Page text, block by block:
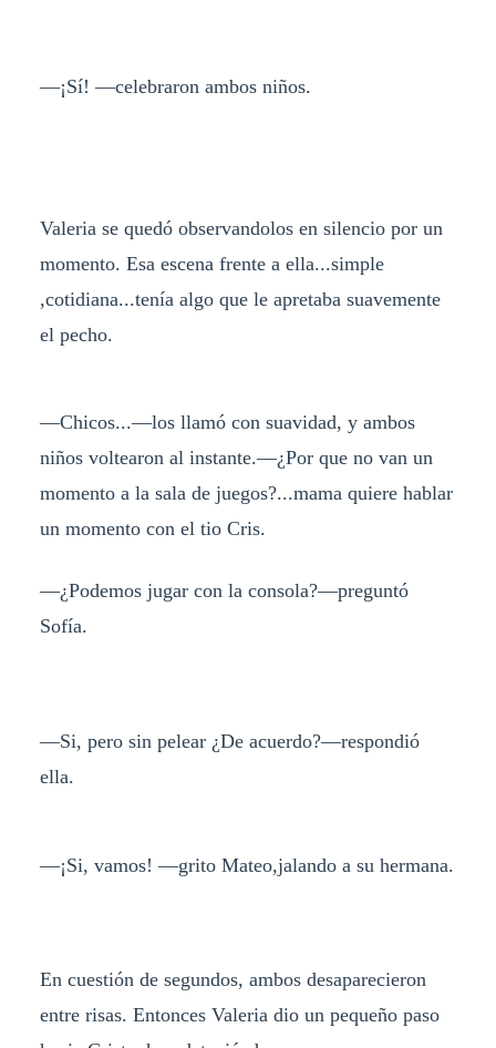
—¡Sí! —celebraron ambos niños.
Valeria se quedó observandolos en silencio por un
momento. Esa escena frente a ella...simple
,cotidiana...tenía algo que le apretaba suavemente
el pecho.
—Chicos...—los llamó con suavidad, y ambos
niños voltearon al instante.—¿Por que no van un
momento a la sala de juegos?...mama quiere hablar
un momento con el tio Cris.
—¿Podemos jugar con la consola?—preguntó
Sofía.
—Si, pero sin pelear ¿De acuerdo?—respondió
ella.
—¡Si, vamos! —grito Mateo,jalando a su hermana.
En cuestión de segundos, ambos desaparecieron
entre risas. Entonces Valeria dio un pequeño paso